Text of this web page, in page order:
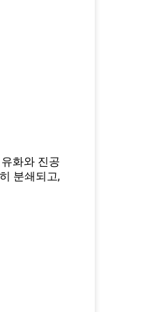
화와 진공
분쇄되고,